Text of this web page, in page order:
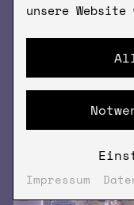
unsere
Impressum